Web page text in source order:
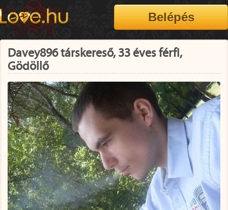
Davey896 társkereső, 33 éves férfi,
Gödöllő